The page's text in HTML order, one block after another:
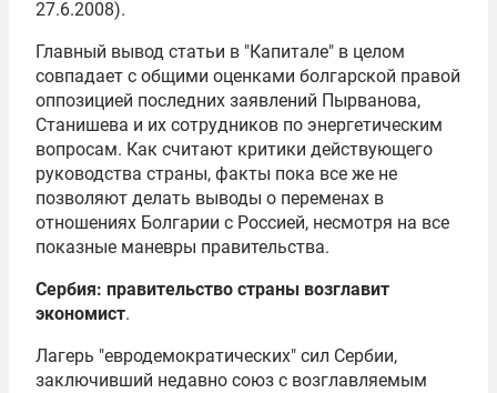
27.6.2008).
Главный вывод статьи в "Капитале" в целом
совпадает с общими оценками болгарской правой
оппозицией последних заявлений Пырванова,
Станишева и их сотрудников по энергетическим
вопросам. Как считают критики действующего
руководства страны, факты пока все же не
позволяют делать выводы о переменах в
отношениях Болгарии с Россией, несмотря на все
показные маневры правительства.
Сербия: правительство страны возглавит
экономист.
Лагерь "евродемократических" сил Сербии,
заключивший недавно союз с возглавляемым